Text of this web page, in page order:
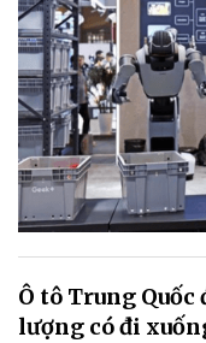
Ô tô Trung
lượng có đi